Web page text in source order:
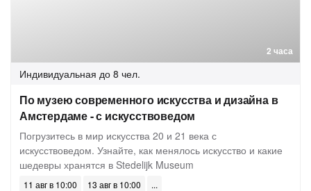
2 часа
Индивидуальная до 8 чел.
По музею современного искусства и дизайна в
Амстердаме - с искусствоведом
Погрузитесь в мир искусства 20 и 21 века с
искусствоведом. Узнайте, как менялось искусство и какие
шедевры хранятся в Stedelijk Museum
11 авг в 10:00
13 авг в 10:00